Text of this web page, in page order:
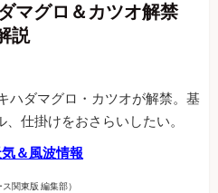
マグロ＆カツオ解禁
説
ハダマグロ・カツオが解禁。基
仕掛けをおさらいしたい。
＆風波情報
関東版 編集部）